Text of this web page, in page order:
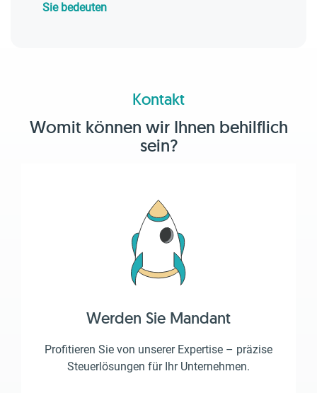
Sie bedeuten
Kontakt
Womit können wir Ihnen behilflich
sein?
Werden Sie Mandant
Profitieren Sie von unserer Expertise – präzise
Steuerlösungen für Ihr Unternehmen.